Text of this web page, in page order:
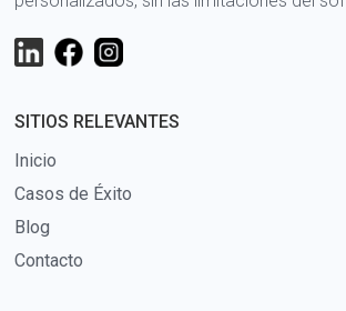
SITIOS RELEVANTES
Inicio
Casos de Éxito
Blog
Contacto